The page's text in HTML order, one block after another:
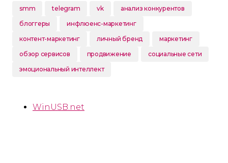
smm telegram vk
анализ конкурентов
блоггеры
инфлюенс-маркетинг
контент-маркетинг
личный бренд
маркетинг
обзор сервисов
продвижение
социальные сети
эмоциональный интеллект
WinUSB.net